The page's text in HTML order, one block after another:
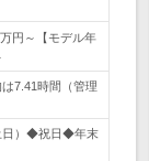
円～【モデル年
7.41時間（管理
日）◆祝日◆年末